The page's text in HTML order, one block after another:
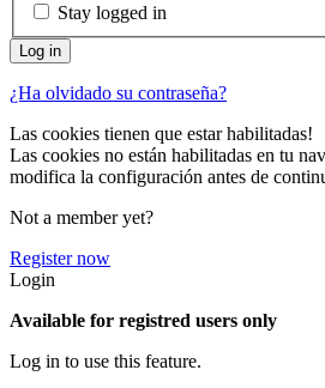
Stay logged in
¿Ha olvidado su contraseña?
Las cookies tienen que estar habilitadas!
Las cookies no están habilitadas en tu
modifica la configuración antes de
Not a member yet?
Register now
Login
Available for registred users only
Log in to use this feature.